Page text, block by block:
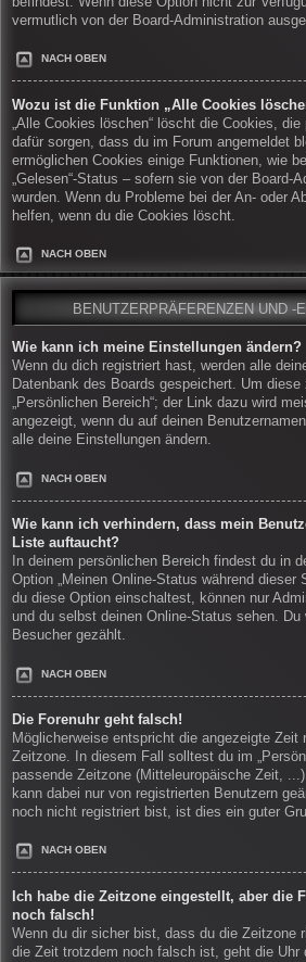
vermutlich von der Board-Administration
NACH OBEN
Wozu ist die Funktion „Alle Cookies
„Alle Cookies löschen“ löscht die Cookies,
dafür sorgen, dass du im Forum angemeldet
ermöglichen Cookies einige Funktionen, wie
„Gelesen“-Status – sofern sie von der Board-
wurden. Wenn du Probleme bei der An- oder
helfen, wenn du die Cookies löscht.
NACH OBEN
BENUTZERPRÄFERENZEN UND -
Wie kann ich meine Einstellungen ändern?
Wenn du dich registriert hast, werden alle
Datenbank des Boards gespeichert. Um
„Persönlichen Bereich“; der Link dazu wird
angezeigt, wenn du auf deinen
alle deine Einstellungen ändern.
NACH OBEN
Wie kann ich verhindern, dass mein
Liste auftaucht?
In deinem persönlichen Bereich findest du in
Option „Meinen Online-Status während dieser
du diese Option einschaltest, können nur
und du selbst deinen Online-Status sehen.
Besucher gezählt.
NACH OBEN
Die Forenuhr geht falsch!
Möglicherweise entspricht die angezeigte Zeit
Zeitzone. In diesem Fall solltest du im
passende Zeitzone (Mitteleuropäische Zeit,
kann dabei nur von registrierten Benutzern
noch nicht registriert bist, ist dies ein guter
NACH OBEN
Ich habe die Zeitzone eingestellt, aber die
noch falsch!
Wenn du dir sicher bist, dass du die Zeitzone
die Zeit trotzdem noch falsch ist, geht die Uhr